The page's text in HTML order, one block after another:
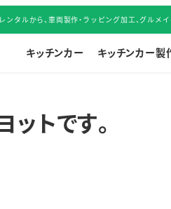
タルから、車両製作・ラッピング加工、グルメ
キッチンカー キッチンカー製
ットです。